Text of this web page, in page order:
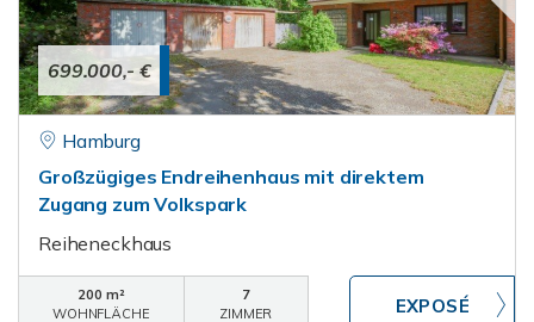
699.000,- €
Hamburg
Großzügiges Endreihenhaus mit direktem
Zugang zum Volkspark
Reiheneckhaus
200 m²
WOHNFLÄCHE
7
ZIMMER